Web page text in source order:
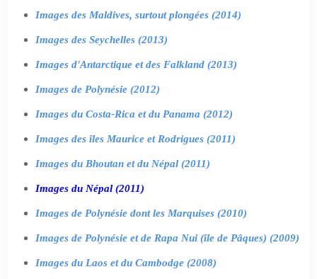
Images des Maldives, surtout plongées (2014)
Images des Seychelles (2013)
Images d'Antarctique et des Falkland (2013)
Images de Polynésie (2012)
Images du Costa-Rica et du Panama (2012)
Images des îles Maurice et Rodrigues (2011)
Images du Bhoutan et du Népal (2011)
Images du Népal (2011)
Images de Polynésie dont les Marquises (2010)
Images de Polynésie et de Rapa Nui (île de Pâques) (2009)
Images du Laos et du Cambodge (2008)